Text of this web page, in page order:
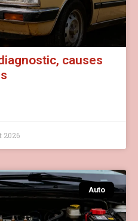
causes
2026
Auto